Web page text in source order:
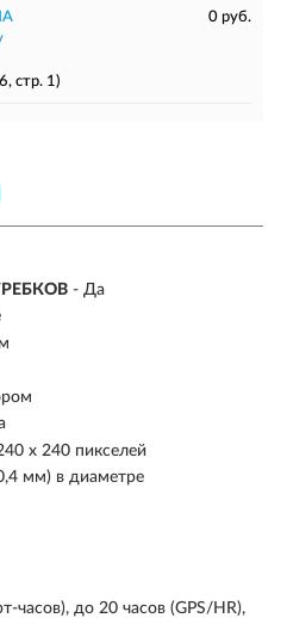
0 руб.
стр. 1)
- Да
x 240 пикселей
мм) в диаметре
до 20 часов (GPS/HR),